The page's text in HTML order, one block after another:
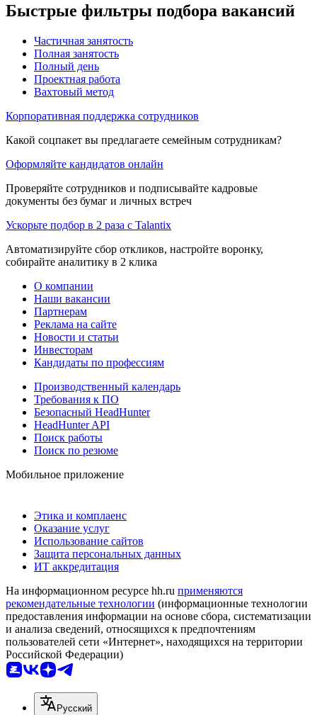
Быстрые фильтры подбора вакансий
Частичная занятость
Полная занятость
Полный день
Проектная работа
Вахтовый метод
Корпоративная поддержка сотрудников
Какой соцпакет вы предлагаете семейным сотрудникам?
Оформляйте кандидатов онлайн
Проверяйте сотрудников и подписывайте кадровые
документы без бумаг и личных встреч
Ускорьте подбор в 2 раза с Talantix
Автоматизируйте сбор откликов, настройте воронку,
собирайте аналитику в 2 клика
О компании
Наши вакансии
Партнерам
Реклама на сайте
Новости и статьи
Инвесторам
Кандидаты по профессиям
Производственный календарь
Требования к ПО
Безопасный HeadHunter
HeadHunter API
Поиск работы
Поиск по резюме
Мобильное приложение
Этика и комплаенс
Оказание услуг
Использование сайтов
Защита персональных данных
ИТ аккредитация
На информационном ресурсе hh.ru применяются
рекомендательные технологии (информационные технологии
предоставления информации на основе сбора, систематизации
и анализа сведений, относящихся к предпочтениям
пользователей сети «Интернет», находящихся на территории
Российской Федерации)
Русский